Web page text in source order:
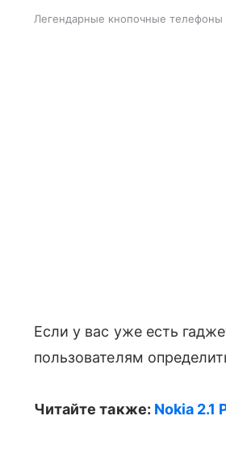
Легендарные кнопочные телефоны
Если у вас уже есть
пользователям
Читайте также: Nokia 2.1